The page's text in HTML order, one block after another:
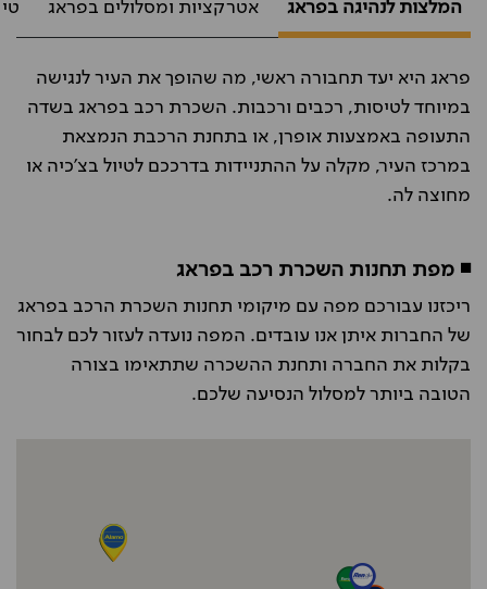
המלצות לנהיגה בפראג אטרקציות ומסלולים בפראג
פראג היא יעד תחבורה ראשי, מה שהופך את העיר לנגישה
במיוחד לטיסות, רכבים ורכבות. השכרת רכב בפראג בשדה
התעופה באמצעות אופרן, או בתחנת הרכבת הנמצאת
במרכז העיר, מקלה על ההתניידות בדרככם לטיול בצ'כיה או
מחוצה לה.
◾ מפת תחנות השכרת רכב בפראג
ריכזנו עבורכם מפה עם מיקומי תחנות השכרת הרכב בפראג
של החברות איתן אנו עובדים. המפה נועדה לעזור לכם לבחור
בקלות את החברה ותחנת ההשכרה שתתאימו בצורה
הטובה ביותר למסלול הנסיעה שלכם.